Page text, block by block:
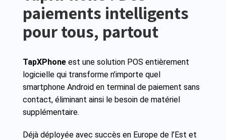
paiements intelligents
pour tous, partout
TapXPhone est une solution POS entièrement
logicielle qui transforme n’importe quel
smartphone Android en terminal de paiement sans
contact, éliminant ainsi le besoin de matériel
supplémentaire.
Déjà déployée avec succès en Europe de l’Est et